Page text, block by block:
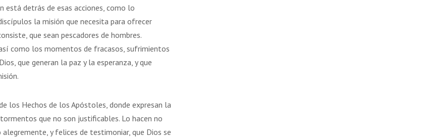
está detrás de esas acciones, como lo
la misión que necesita para ofrecer
que sean pescadores de hombres.
como los momentos de fracasos, sufrimientos
que generan la paz y la esperanza, y que
los Hechos de los Apóstoles, donde expresan la
que no son justificables. Lo hacen no
y felices de testimoniar, que Dios se